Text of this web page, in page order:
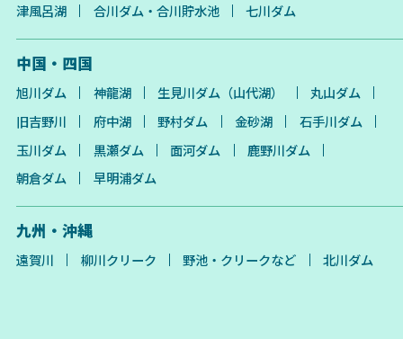
津風呂湖
合川ダム・合川貯水池 七川ダム
中国・四国
旭川ダム 神龍湖 生見川ダム（山代湖）
丸山ダム
旧吉野川
府中湖 野村ダム 金砂湖
石手川ダム
玉川ダム
黒瀬ダム 面河ダム
鹿野川ダム
朝倉ダム
早明浦ダム
九州・沖縄
遠賀川 柳川クリーク 野池・クリークなど 北川ダム